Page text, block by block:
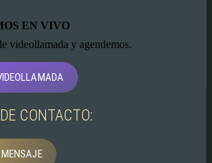
EN VIVO
videollamada y agendemos.
CONTACTO: